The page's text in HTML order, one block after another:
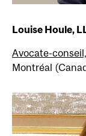
Louise Houle,
Avocate-
Montréal